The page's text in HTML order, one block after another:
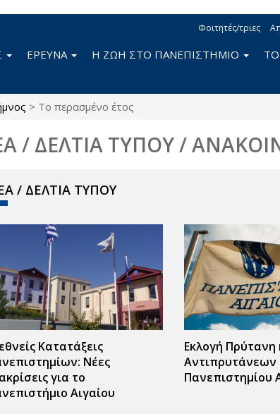
Φοιτητές/τριες
ΕΡΕΥΝΑ Η ΖΩΗ ΣΤΟ ΠΑΝΕΠΙΣΤΗΜΙΟ
> Το περασμένο έτος
/ ΔΕΛΤΙΑ ΤΥΠΟΥ /
/ ΔΕΛΤΙΑ ΤΥΠΟΥ
Κατατάξεις
Νέες
για το
Αιγαίου
Εκλογή Πρύτανη
Αντιπρυτάνεων
Πανεπιστημίου